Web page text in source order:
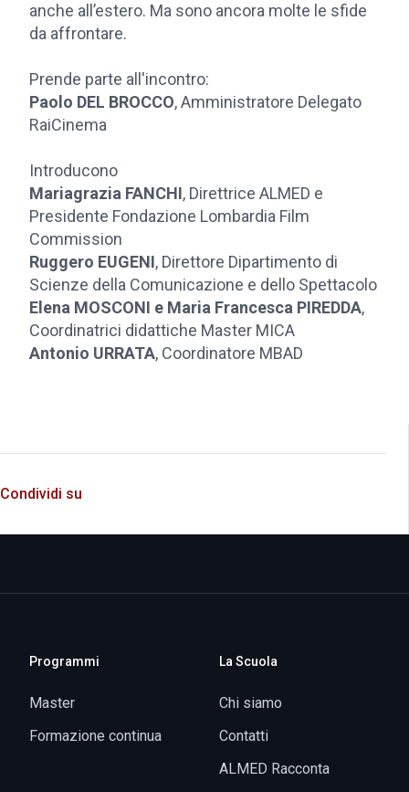
Condividi su
anche all’estero. Ma sono ancora molte le sfide
da affrontare.
Prende parte all'incontro:
Paolo DEL BROCCO, Amministratore Delegato
RaiCinema
Introducono
Mariagrazia FANCHI, Direttrice ALMED e
Presidente Fondazione Lombardia Film
Commission
Ruggero EUGENI, Direttore Dipartimento di
Scienze della Comunicazione e dello Spettacolo
Elena MOSCONI e Maria Francesca PIREDDA,
Coordinatrici didattiche Master MICA
Antonio URRATA, Coordinatore MBAD
Programmi
Master
Formazione continua
La Scuola
Chi siamo
Contatti
ALMED Racconta